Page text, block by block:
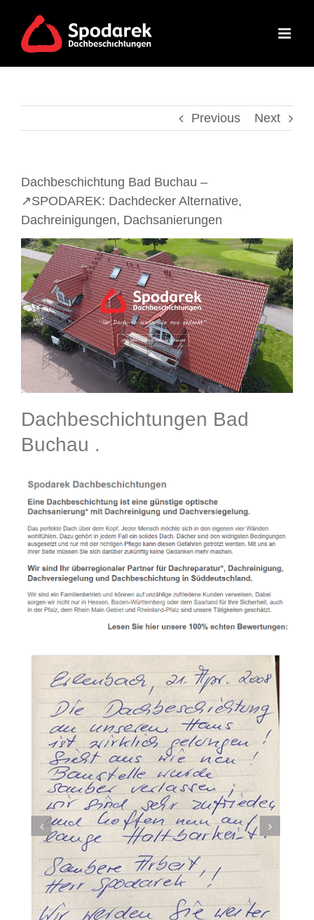
content
Previous Next
Dachbeschichtung Bad Buchau –
↗️SPODAREK: Dachdecker Alternative,
Dachreinigungen, Dachsanierungen
Dachbeschichtungen Bad
Buchau .